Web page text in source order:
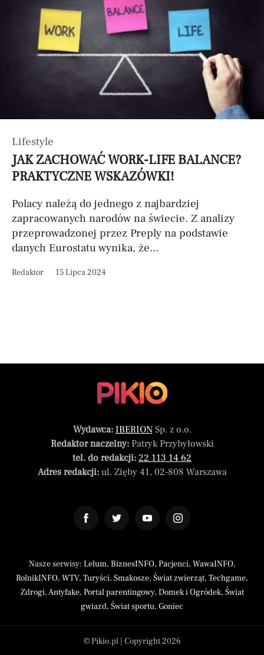
Lifestyle
JAK ZACHOWAĆ WORK-LIFE BALANCE?
PRAKTYCZNE WSKAZÓWKI!
Polacy należą do jednego z najbardziej
zapracowanych narodów na świecie. Z analizy
przeprowadzonej przez Preply na podstawie
danych Eurostatu wynika, że...
Redaktor 15 Lipca 2024
Wydawca: IBERIONSp. z o.o.
Redaktor naczelny:Patryk Przybyłowski
tel. do redakcji: 22 113 14 62
Adres redakcji:ul. Zięby 41, 02-808 Warszawa
Nasze serwisy: Lelum, BiznesINFO, Pacjenci, WawaINFO,
RolnikINFO, WTV, Turyści, Smakosze, Świat zwierząt, Techgame,
Zdrogi,Antyfake, Portal parentingowy, Domek i Ogródek, Świat
gwiazd, Świat sportu, Goniec
© Pikio.pl | Copyright 2026